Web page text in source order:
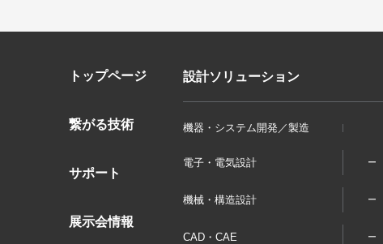
トップページ
繋がる技術
サポート
展示会情報
設計ソリューション
機器・システム開発／製造
電子・電気設計 ー
機械・構造設計 ー
CAD・CAE ー